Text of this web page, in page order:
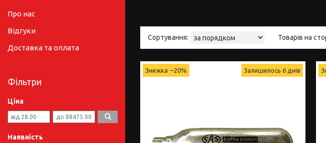
–20% Залишилось 6 днів
Про нас
Відгуки
Доставка та оплата
Фільтри
Ціна
Наявність